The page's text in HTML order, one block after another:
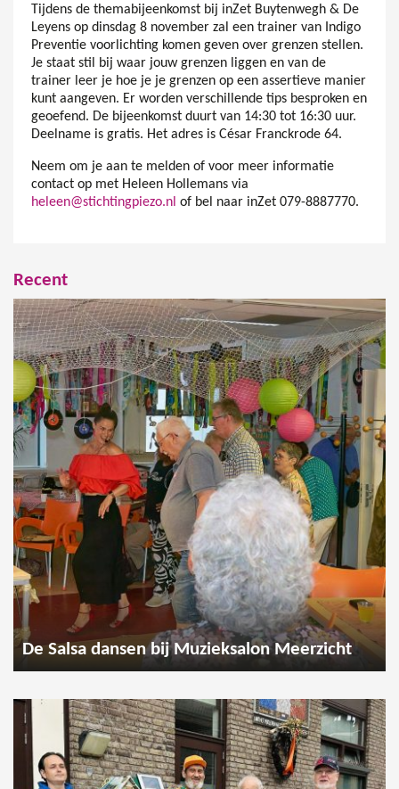
Tijdens de themabijeenkomst bij inZet Buytenwegh & De
Leyens op dinsdag 8 november zal een trainer van Indigo
Preventie voorlichting komen geven over grenzen stellen.
Je staat stil bij waar jouw grenzen liggen en van de
trainer leer je hoe je je grenzen op een assertieve manier
kunt aangeven. Er worden verschillende tips besproken en
geoefend. De bijeenkomst duurt van 14:30 tot 16:30 uur.
Deelname is gratis. Het adres is César Franckrode 64.
Neem om je aan te melden of voor meer informatie
contact op met Heleen Hollemans via
heleen@stichtingpiezo.nl of bel naar inZet 079-8887770.
Recent
De Salsa dansen bij Muzieksalon Meerzicht